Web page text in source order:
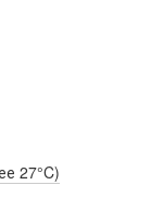
27°C)